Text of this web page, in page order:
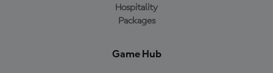
Hospitality
Packages
Game Hub